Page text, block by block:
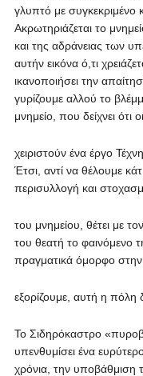
γλυπτό με συγκεκριμένο
Ακρωτηριάζεται το
και της αδράνειας των
αυτήν εικόνα ό,τι
ικανοποιήσει την
γυρίζουμε αλλού το
μνημείο, που δείχνει
χειριστούν ένα έργο
Έτσι, αντί να θέλουμε
περισυλλογή και
του μνημείου, θέτει με
του θεατή το φαινόμενο
πραγματικά όμορφο
εξορίζουμε, αυτή η πόλη
Το Σιδηρόκαστρο
υπενθυμίσει ένα
χρόνια, την υποβάθμιση